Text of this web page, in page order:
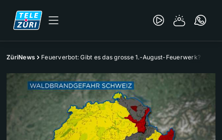
ZüriNews Feuerverbot: Gibt es das grosse 1.-August-Feuerwerk?